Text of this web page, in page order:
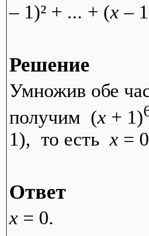
– 1)² + ... + (x –
Решение
Умножив обе
получим (x + 1)
1), то естьx =
Ответ
x = 0.